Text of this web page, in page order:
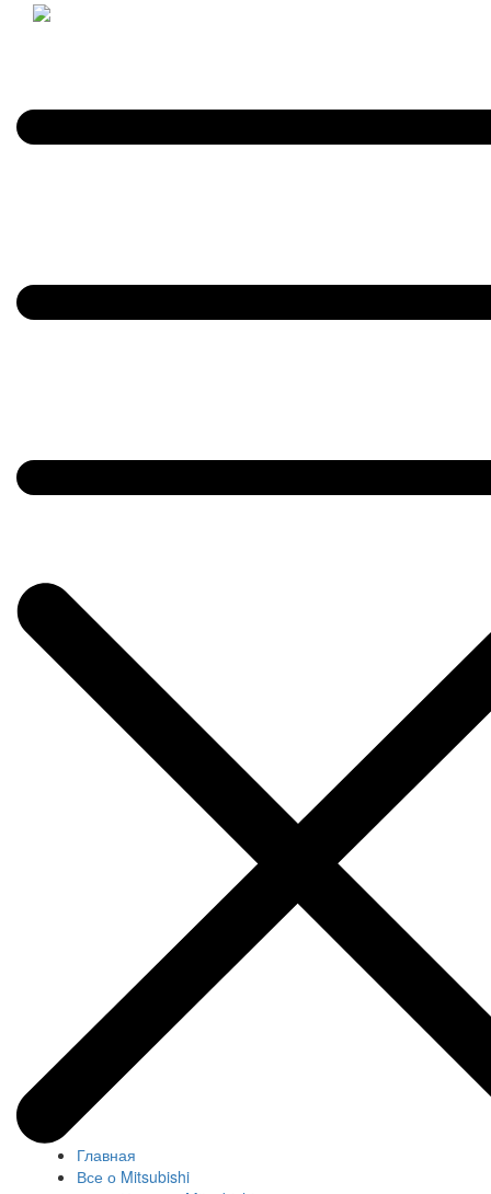
Главная
Все о Mitsubishi